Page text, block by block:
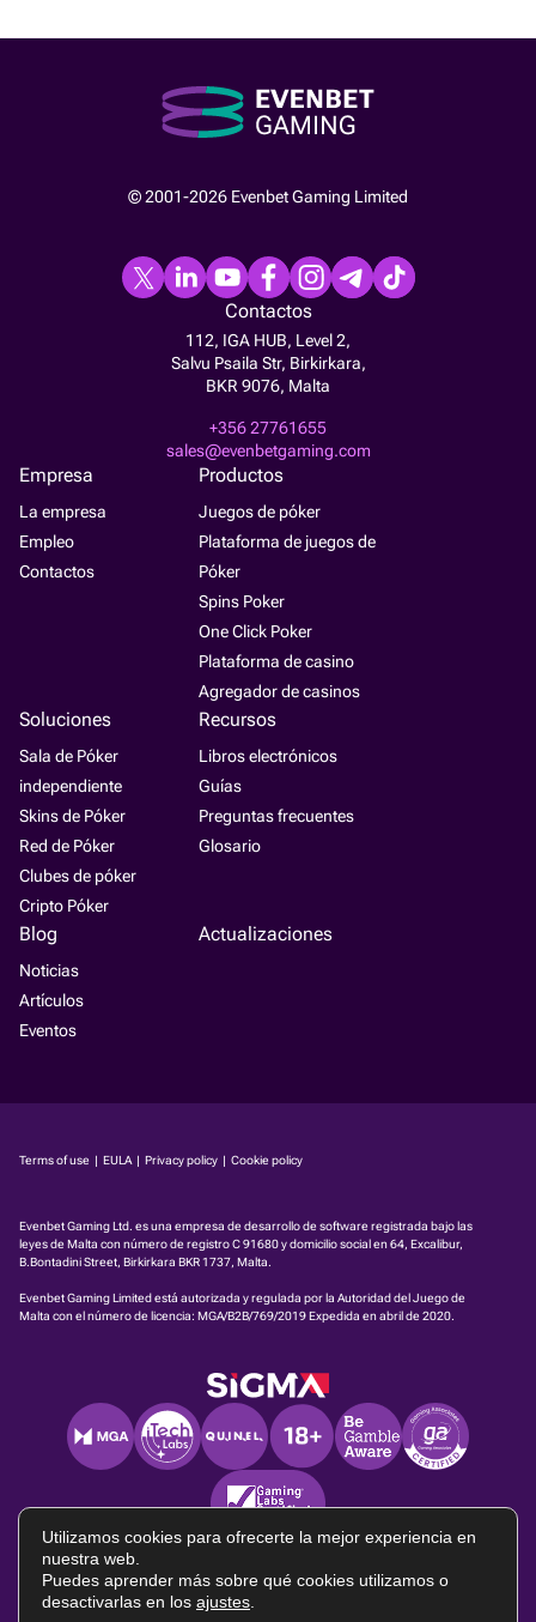
© 2001-2026 Evenbet Gaming Limited
Empresa
La empresa
Empleo
Contactos
Productos
Juegos de póker
Plataforma de juegos de
Póker
Spins Poker
One Click Poker
Plataforma de casino
Agregador de casinos
Soluciones
Sala de Póker
independiente
Skins de Póker
Red de Póker
Clubes de póker
Cripto Póker
Recursos
Libros electrónicos
Guías
Preguntas frecuentes
Glosario
Blog
Noticias
Artículos
Eventos
Actualizaciones
Contactos
112, IGA HUB, Level 2,
Salvu Psaila Str, Birkirkara,
BKR 9076, Malta
+356 27761655
sales@evenbetgaming.com
Terms of use | EULA | Privacy policy | Cookie policy
Evenbet Gaming Ltd. es una empresa de desarrollo de software registrada bajo las
leyes de Malta con número de registro C 91680 y domicilio social en 64, Excalibur,
B.Bontadini Street, Birkirkara BKR 1737, Malta.
Evenbet Gaming Limited está autorizada y regulada por la Autoridad del Juego de
Malta con el número de licencia: MGA/B2B/769/2019Expedida en abril de 2020.
Utilizamos cookies para ofrecerte la mejor experiencia en
nuestra web.
Puedes aprender más sobre qué cookies utilizamos o
desactivarlas en los ajustes